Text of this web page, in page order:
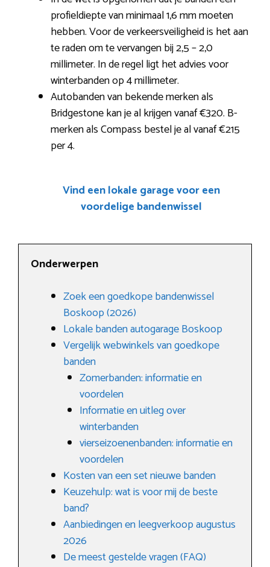
profieldiepte van minimaal 1,6 mm moeten
hebben. Voor de verkeersveiligheid is het aan
te raden om te vervangen bij 2,5 – 2,0
millimeter. In de regel ligt het advies voor
winterbanden op 4 millimeter.
Autobanden van bekende merken als
Bridgestone kan je al krijgen vanaf €320. B-
merken als Compass bestel je al vanaf €215
per 4.
Vind een lokale garage voor een
voordelige bandenwissel
Onderwerpen
Zoek een goedkope bandenwissel
Boskoop (2026)
Lokale banden autogarage Boskoop
Vergelijk webwinkels van goedkope
banden
Zomerbanden: informatie en
voordelen
Informatie en uitleg over
winterbanden
vierseizoenenbanden: informatie en
voordelen
Kosten van een set nieuwe banden
Keuzehulp: wat is voor mij de beste
band?
Aanbiedingen en leegverkoop augustus
2026
De meest gestelde vragen (FAQ)